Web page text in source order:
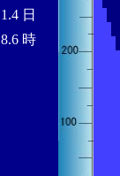
1.4 日
8.6 時